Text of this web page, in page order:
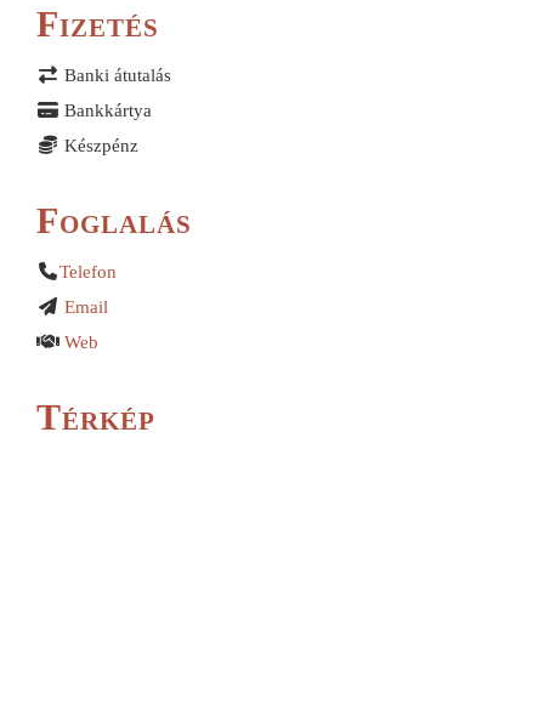
Fizetés
Banki átutalás
Bankkártya
Készpénz
Foglalás
Telefon
Email
Web
Térkép